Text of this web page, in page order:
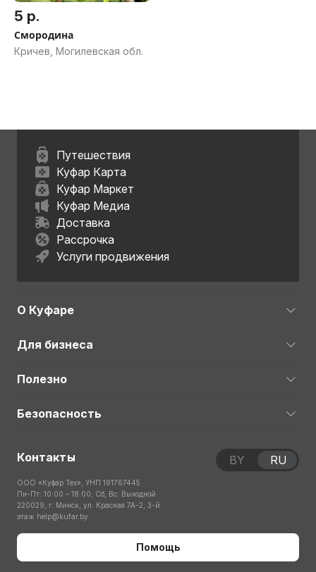
5 р.
Смородина
Кричев, Могилевская обл.
Путешествия
Куфар Карта
Куфар Маркет
Куфар Медиа
Доставка
Рассрочка
Услуги продвижения
О Куфаре
Для бизнеса
Полезно
Безопасность
Контакты
ООО «Куфар Тех», УНП 191767445
Пн-Пт: 10:00 – 18:00; Сб, Вс: Выходной
220029, г. Минск, ул. Красная 7А-2, 3-й
этаж help@kufar.by
Помощь
BY RU